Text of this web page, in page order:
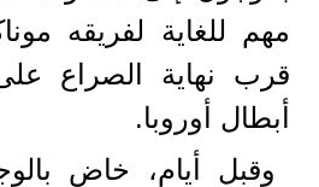
مهم للغاية لفريقه
قرب نهاية الصراع
أبطال أوروبا.
وقبل أيام، خاض